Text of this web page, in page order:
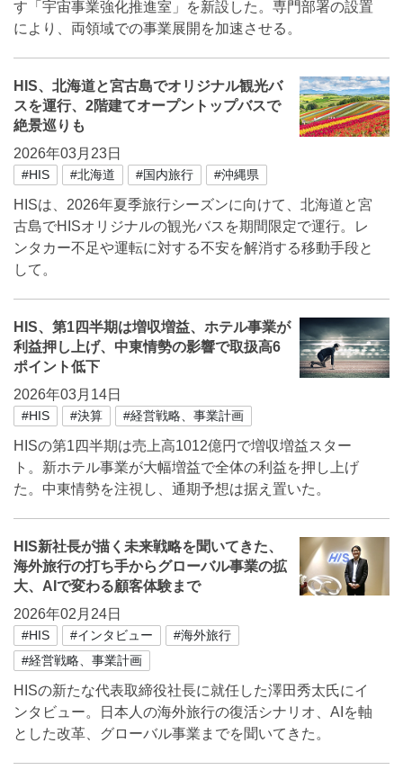
す「宇宙事業強化推進室」を新設した。専門部署の設置
により、両領域での事業展開を加速させる。
HIS、北海道と宮古島でオリジナル観光バ
スを運行、2階建てオープントップバスで
絶景巡りも
2026年03月23日
#HIS #北海道 #国内旅行 #沖縄県
HISは、2026年夏季旅行シーズンに向けて、北海道と宮
古島でHISオリジナルの観光バスを期間限定で運行。レ
ンタカー不足や運転に対する不安を解消する移動手段と
して。
HIS、第1四半期は増収増益、ホテル事業が
利益押し上げ、中東情勢の影響で取扱高6
ポイント低下
2026年03月14日
#HIS #決算 #経営戦略、事業計画
HISの第1四半期は売上高1012億円で増収増益スター
ト。新ホテル事業が大幅増益で全体の利益を押し上げ
た。中東情勢を注視し、通期予想は据え置いた。
HIS新社長が描く未来戦略を聞いてきた、
海外旅行の打ち手からグローバル事業の拡
大、AIで変わる顧客体験まで
2026年02月24日
#HIS #インタビュー
#海外旅行
#経営戦略、事業計画
HISの新たな代表取締役社長に就任した澤田秀太氏にイ
ンタビュー。日本人の海外旅行の復活シナリオ、AIを軸
とした改革、グローバル事業までを聞いてきた。